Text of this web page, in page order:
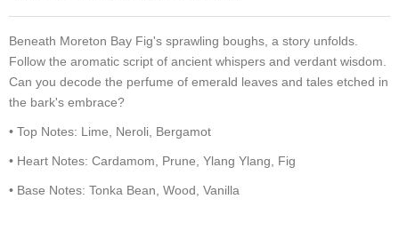
Beneath Moreton Bay Fig's sprawling boughs, a story unfolds.
Follow the aromatic script of ancient whispers and verdant wisdom.
Can you decode the perfume of emerald leaves and tales etched in
the bark's embrace?
• Top Notes: Lime, Neroli, Bergamot
• Heart Notes: Cardamom, Prune, Ylang Ylang, Fig
• Base Notes: Tonka Bean, Wood, Vanilla